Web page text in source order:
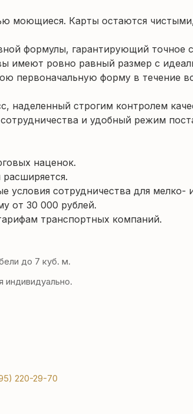
моющиеся. Карты остаются
формулы, гарантирующий точное
имеют ровно равный размер с
первоначальную форму в течение
строгим контролем
и удобный режим
наценок.
условия сотрудничества для
от 30 000 рублей.
транспортных компаний.
до 7 куб. м.
220-29-70